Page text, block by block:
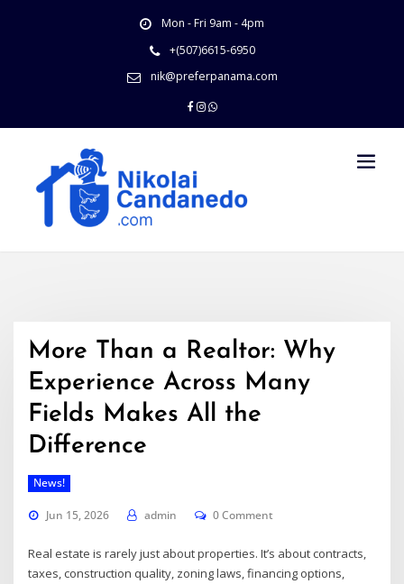
Mon - Fri 9am - 4pm
+(507)6615-6950
nik@preferpanama.com
More Than a Realtor: Why
Experience Across Many
Fields Makes All the
Difference
News!
Jun 15, 2026 admin 0 Comment
Real estate is rarely just about properties. It’s about contracts,
taxes, construction quality, zoning laws, financing options,